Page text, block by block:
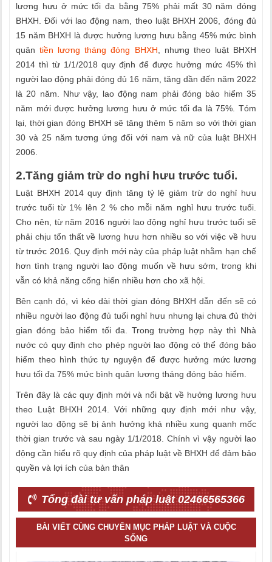
lương hưu ở mức tối đa bằng 75% phải mất 30 năm đóng
BHXH. Đối với lao động nam, theo luật BHXH 2006, đóng đủ
15 năm BHXH là được hưởng lương hưu bằng 45% mức bình
quântiền lương tháng đóng BHXH , nhưng theo luật BHXH
2014 thì từ 1/1/2018 quy định để được hưởng mức 45% thì
người lao động phải đóng đủ 16 năm, tăng dần đến năm 2022
là 20 năm. Như vậy, lao động nam phải đóng bảo hiểm 35
năm mới được hưởng lương hưu ở mức tối đa là 75%. Tóm
lại, thời gian đóng BHXH sẽ tăng thêm 5 năm so với thời gian
30 và 25 năm tương ứng đối với nam và nữ của luật BHXH
2006.
2.Tăng giảm trừ do nghỉ hưu trước tuổi.
Luật BHXH 2014 quy định tăng tỷ lệ giảm trừ do nghỉ hưu
trước tuổi từ 1% lên 2 % cho mỗi năm nghỉ hưu trước tuổi.
Cho nên, từ năm 2016 người lao động nghỉ hưu trước tuổi sẽ
phải chịu tổn thất về lương hưu hơn nhiều so với việc về hưu
từ trước 2016. Quy định mới này của pháp luật nhằm hạn chế
hơn tình trạng người lao động muốn về hưu sớm, trong khi
vẫn có khả năng cống hiến nhiều hơn cho xã hội.
Bên cạnh đó, vì kéo dài thời gian đóng BHXH dẫn đến sẽ có
nhiều người lao động đủ tuổi nghỉ hưu nhưng lại chưa đủ thời
gian đóng bảo hiểm tối đa. Trong trường hợp này thì Nhà
nước có quy định cho phép người lao động có thể đóng bảo
hiểm theo hình thức tự nguyện để được hưởng mức lương
hưu tối đa 75% mức bình quân lương tháng đóng bảo hiểm.
Trên đây là các quy định mới và nổi bật về hưởng lương hưu
theo Luật BHXH 2014. Với những quy định mới như vậy,
người lao động sẽ bị ảnh hưởng khá nhiều xung quanh mốc
thời gian trước và sau ngày 1/1/2018. Chính vì vậy người lao
động cần hiểu rõ quy định của pháp luật về BHXH để đảm bảo
quyền và lợi ích của bản thân
Tổng đài tư vấn pháp luật 02466565366
BÀI VIẾT CÙNG CHUYÊN MỤC PHÁP LUẬT VÀ CUỘC
SỐNG